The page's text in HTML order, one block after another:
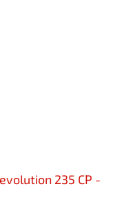
235 CP -